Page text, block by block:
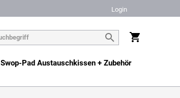
Login
Swop-Pad Austauschkissen + Zubehör